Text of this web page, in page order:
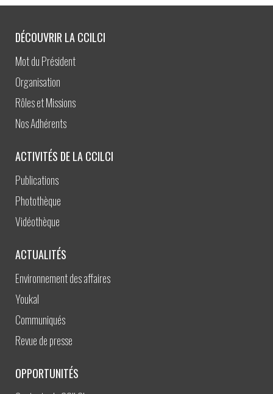
DÉCOUVRIR LA CCILCI
Mot du Président
Organisation
Rôles et Missions
Nos Adhérents
ACTIVITÉS DE LA CCILCI
Publications
Photothèque
Vidéothèque
ACTUALITÉS
Environnement des affaires
Youkal
Communiqués
Revue de presse
OPPORTUNITÉS